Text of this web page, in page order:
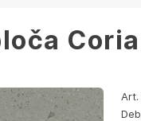
Art.